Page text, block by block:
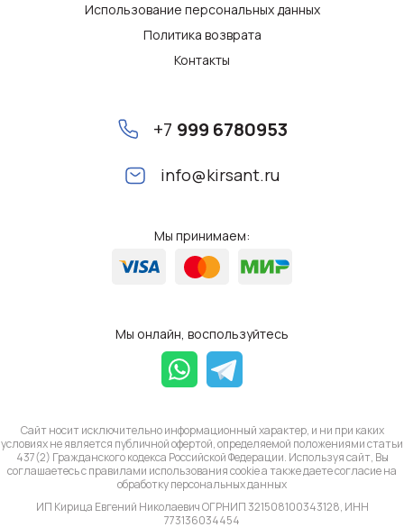
Использование персональных данных
Политика возврата
Контакты
+7 999 6780953
info@kirsant.ru
Мы принимаем:
Мы онлайн, воспользуйтесь
Сайт носит исключительно информационный характер, и ни при каких
условиях не является публичной офертой, определяемой положениями статьи
437(2) Гражданского кодекса Российской Федерации. Используя сайт, Вы
соглашаетесь с правилами использования cookie а также даете согласие на
обработкуперсональных данных
ИП Кирица Евгений Николаевич ОГРНИП 321508100343128, ИНН
773136034454